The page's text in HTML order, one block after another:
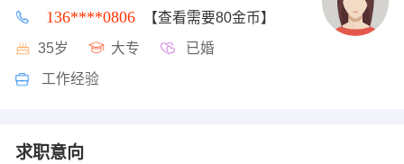
136****0806 【查看需要80金币】
35岁 大专 已婚
工作经验
求职意向